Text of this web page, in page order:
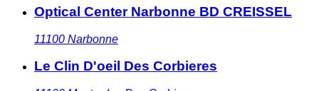
Optical Center Narbonne BD CREISSEL
11100 Narbonne
Le Clin D'oeil Des Corbieres